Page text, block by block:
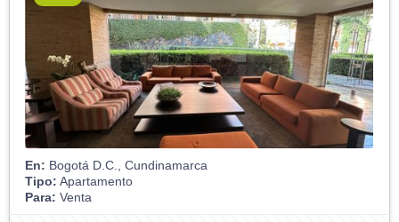
En: Bogotá D.C., Cundinamarca
Tipo: Apartamento
Para: Venta